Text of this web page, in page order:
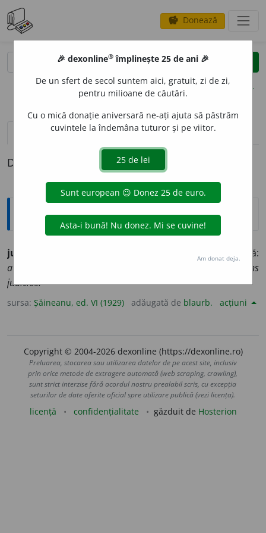
savings Donează
clear
opțiuni
definiții (1) pronunțievolume_up (3)
Definiția cu ID-ul 800665:
Explicative DEX
judicios
care judecă bine, care are multă judecată:
autor judicios;
răspuns
judicios.
sursa: Șăineanu, ed. VI (1929) adăugată de blaurb. acțiuni
Copyright © 2004-2026 dexonline (https://dexonline.ro)
Preluarea, stocarea sau utilizarea datelor de pe acest site, inclusiv
prin orice metode de extragere automată (web scraping, crawling),
sunt strict interzise fără acordul nostru prealabil scris, cu excepția
seturilor de date oferite oficial spre utilizare publică (vezi licența).
licență confidențialitate găzduit de Hosterion
🎉 dexonline® împlinește 25 de ani 🎉
De un sfert de secol suntem aici, gratuit, zi de zi,
pentru milioane de căutări.
Cu o mică donație aniversară ne-ați ajuta să păstrăm
cuvintele la îndemâna tuturor și pe viitor.
Am donat deja.